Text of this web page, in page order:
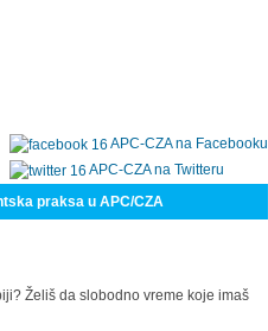
APC-CZA na Facebooku
APC-CZA na Twitteru
praksa u APC/CZA
Želiš da slobodno vreme koje imaš